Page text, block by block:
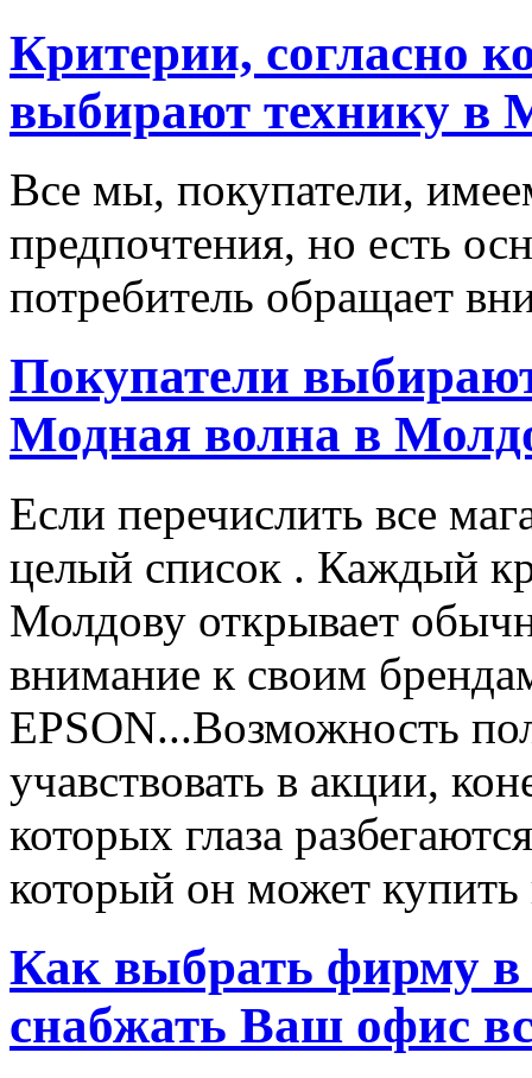
Критерии, согласно
выбирают технику в
Все мы, покупатели,
предпочтения, но есть
потребитель обращает
Покупатели
Модная волна в
Если перечислить все
целый список . Каждый
Молдову открывает
внимание к своим
EPSON...Возможность
учавствовать в акции,
которых глаза
который он может купить
Как выбрать фирму в
снабжать Ваш офис